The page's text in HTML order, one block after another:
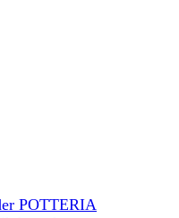
POTTERIA